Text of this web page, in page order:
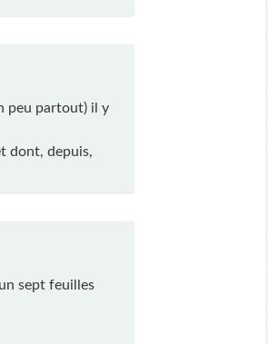
peu partout) il y
dont, depuis,
sept feuilles